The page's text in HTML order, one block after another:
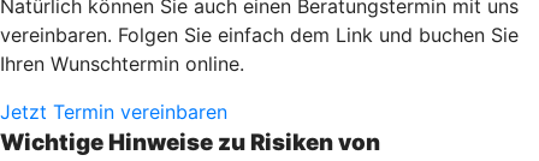
Natürlich können Sie auch einen Beratungstermin mit uns
vereinbaren. Folgen Sie einfach dem Link und buchen Sie
Ihren Wunschtermin online.
Jetzt Termin vereinbaren
Wichtige Hinweise zu Risiken von